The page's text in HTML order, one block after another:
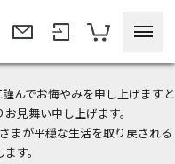
んでお悔やみを申し上げますと
見舞い申し上げます。
まが平穏な生活を取り戻される
す。
せ＞
ンプレゼント！